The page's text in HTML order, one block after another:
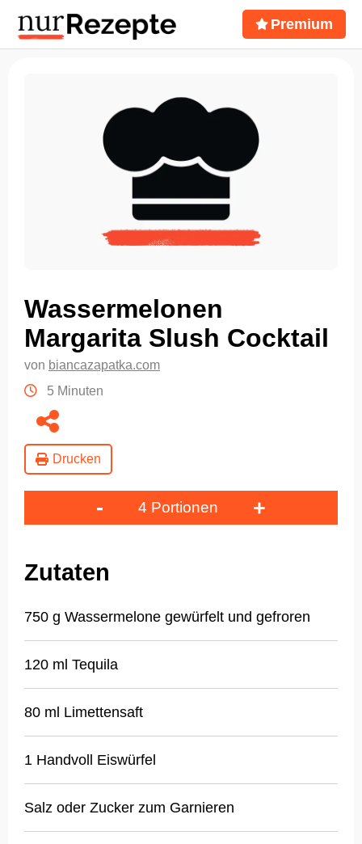
Premium
Wassermelonen
Margarita Slush Cocktail
von biancazapatka.com
5 Minuten
Drucken
- 4 Portionen +
Zutaten
750 g Wassermelone gewürfelt und gefroren
120 ml Tequila
80 ml Limettensaft
1 Handvoll Eiswürfel
Salz oder Zucker zum Garnieren